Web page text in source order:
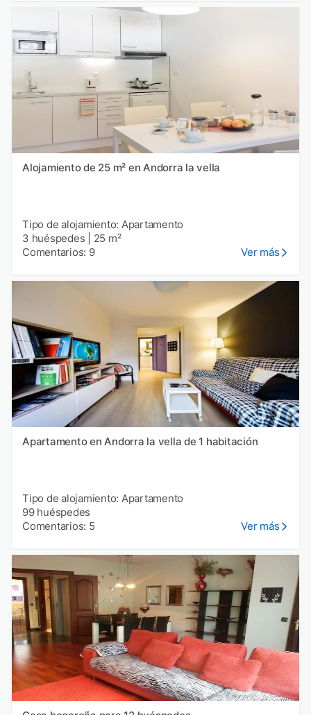
Alojamiento de 25 m² en Andorra la vella
Tipo de alojamiento: Apartamento
3 huéspedes
25 m²
Comentarios: 9
Ver más
Apartamento en Andorra la vella de 1 habitación
Tipo de alojamiento: Apartamento
99 huéspedes
Comentarios: 5
Ver más